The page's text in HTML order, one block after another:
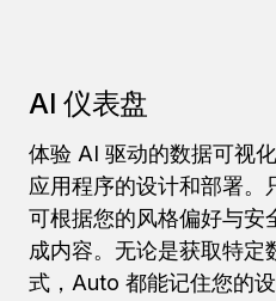
AI 仪表盘
体验 AI 驱动的数据可视
应用程序的设计和部署。
可根据您的风格偏好与安
成内容。无论是获取特定
式，Auto 都能记住您的